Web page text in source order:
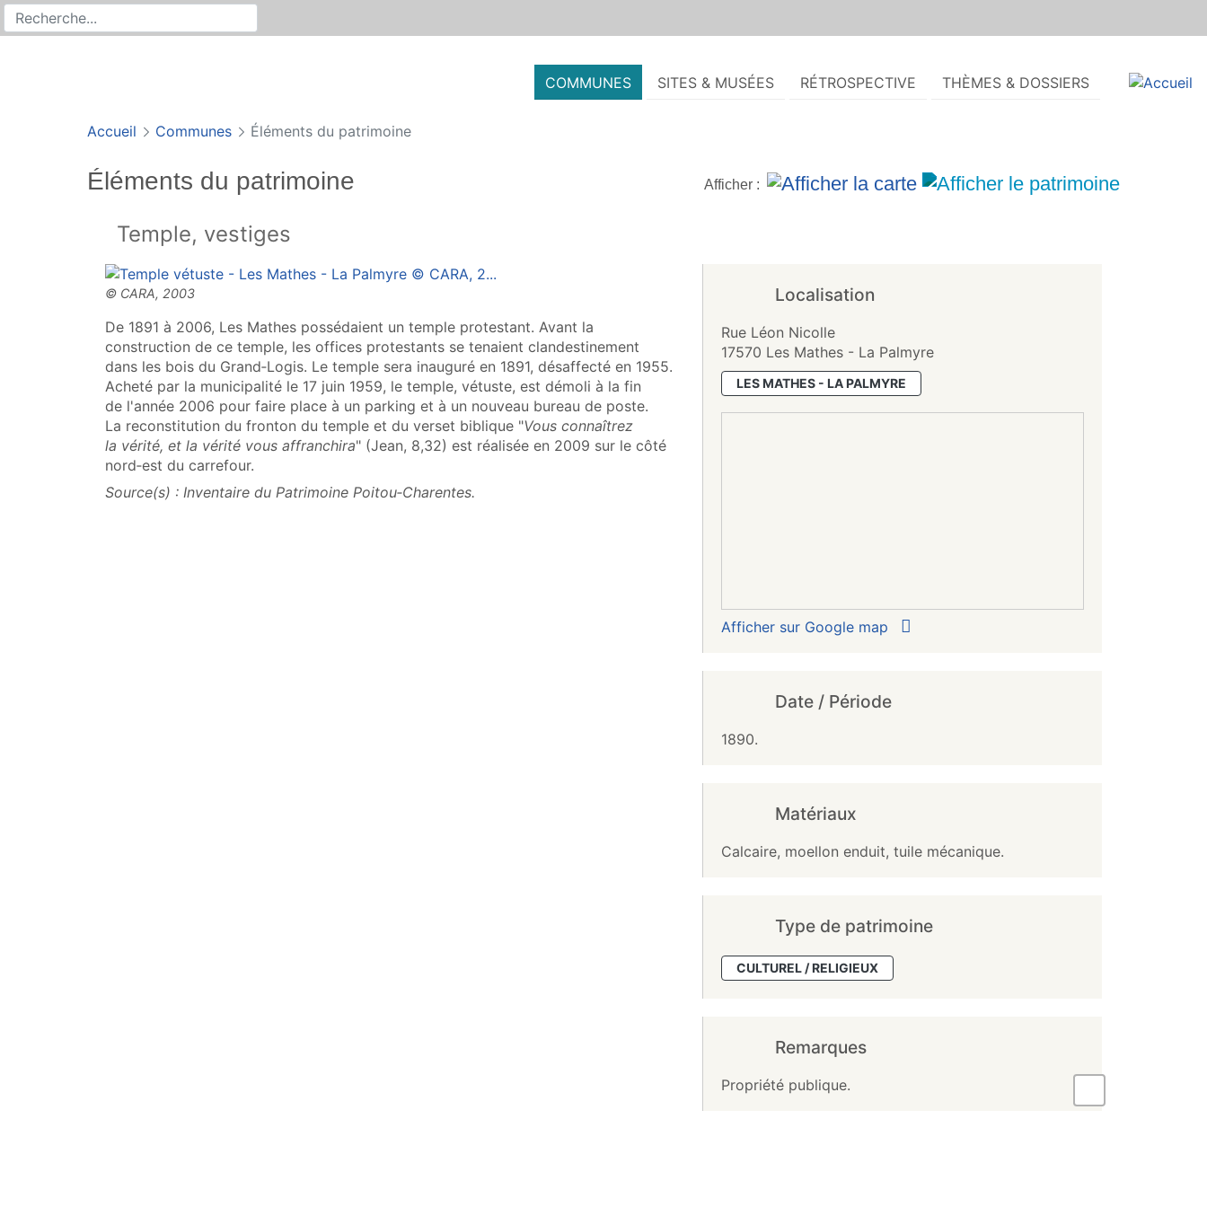
Recherche sur le site
Rechercher
COMMUNES SITES & MUSÉES RÉTROSPECTIVE THÈMES & DOSSIERS
Accueil Communes Éléments du patrimoine
Afficher :
Éléments du patrimoine
Temple, vestiges
De 1891 à 2006, Les Mathes possédaient un temple protestant. Avant la
construction de ce temple, les offices protestants se tenaient clandestinement
dans les bois du Grand‑Logis. Le temple sera inauguré en 1891, désaffecté en 1955.
Acheté par la municipalité le 17 juin 1959, le temple, vétuste, est démoli à la fin
de l'année 2006 pour faire place à un parking et à un nouveau bureau de poste.
La reconstitution du fronton du temple et du verset biblique "Vous connaîtrez
la vérité, et la vérité vous affranchira" (Jean, 8,32) est réalisée en 2009 sur le côté
nord‑est du carrefour.
Source(s) : Inventaire du Patrimoine Poitou‑Charentes.
Localisation
Rue Léon Nicolle
17570 Les Mathes - La Palmyre
LES MATHES - LA PALMYRE
Afficher sur Google map
Date / Période
1890.
Matériaux
Calcaire, moellon enduit, tuile mécanique.
Type de patrimoine
CULTUREL / RELIGIEUX
Remarques
Propriété publique.